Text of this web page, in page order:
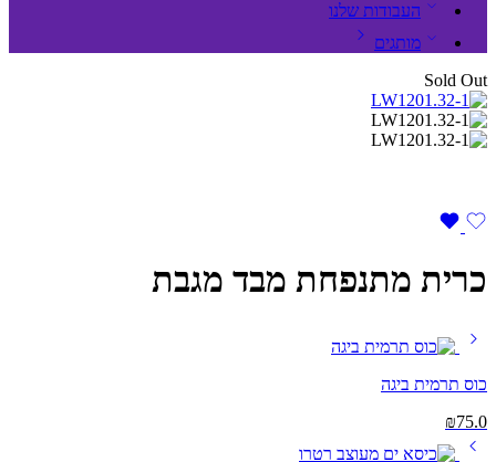
העבודות שלנו
מותגים
Sold Out
כרית מתנפחת מבד מגבת
כוס תרמית ביגה
₪75.0